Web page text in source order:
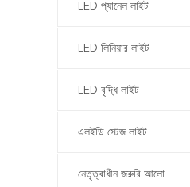
LED প্যানেল লাইট
LED লিনিয়ার লাইট
LED বৃদ্ধি লাইট
এলইডি স্টেজ লাইট
নেতৃত্বাধীন জরুরি আলো